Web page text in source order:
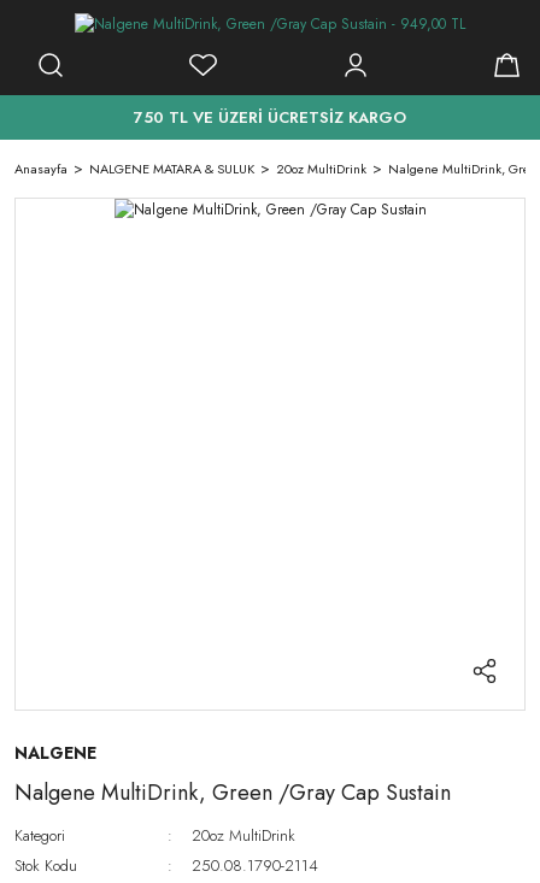
750 TL VE ÜZERİ ÜCRETSİZ KARGO
Anasayfa NALGENE MATARA & SULUK 20oz MultiDrink Nalgene MultiDrink,
NALGENE
Nalgene MultiDrink, Green /Gray Cap Sustain
Kategori
20oz MultiDrink
Stok Kodu
250.08.1790-2114